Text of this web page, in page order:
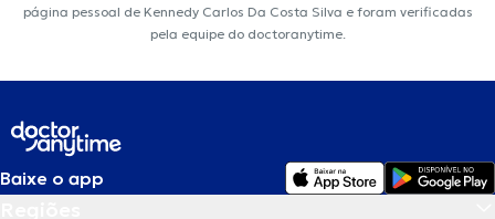
página pessoal de Kennedy Carlos Da Costa Silva e foram verificadas
pela equipe do doctoranytime.
Baixe o app